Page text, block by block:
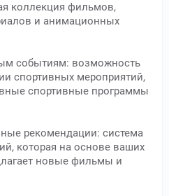
коллекция фильмов,
и анимационных
событиям: возможность
спортивных мероприятий,
спортивные программы
рекомендации: система
которая на основе ваших
новые фильмы и